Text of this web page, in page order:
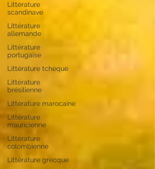
Littérature
scandinave
Littérature
allemande
Littérature
portugaise
Littérature tchèque
Littérature
brésilienne
Littérature marocaine
Littérature
mauricienne
Littérature
colombienne
Littérature grecque